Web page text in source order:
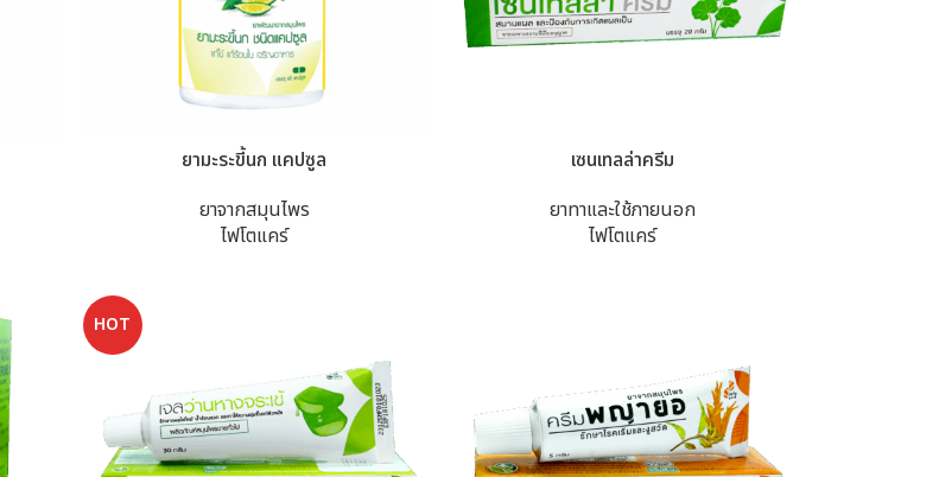
ยามะระขี้นก แคปซูล
ยาจากสมุนไพร
ไฟโตแคร์
เซนเทลล่าครีม
ยาทาและใช้ภายนอก
ไฟโตแคร์
HOT